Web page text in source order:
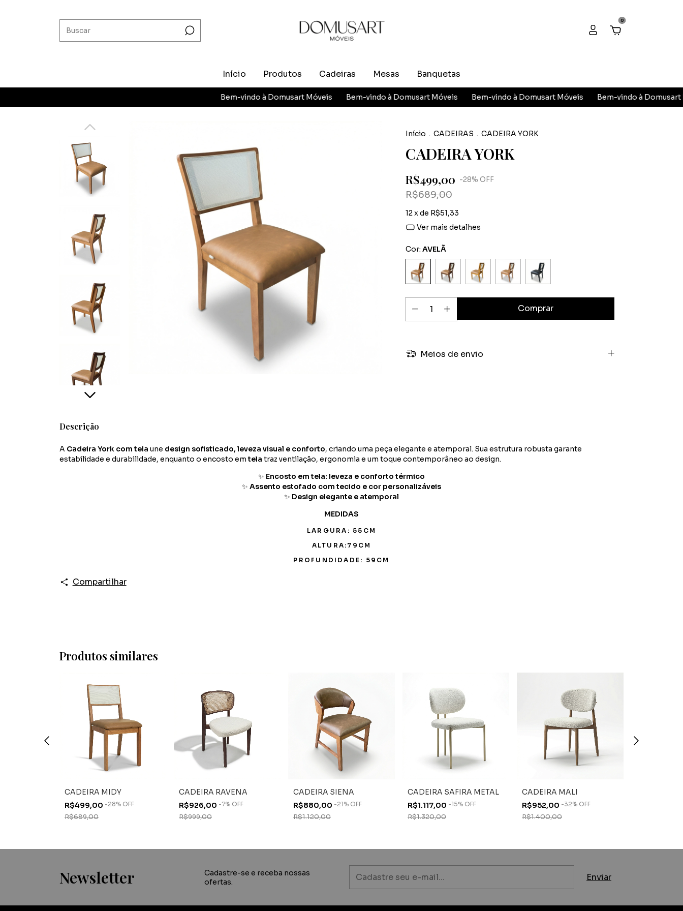
0
Início Produtos Cadeiras Mesas Banquetas
Bem-vindo à Domusart Móveis Bem-vindo à Domusart Móveis Bem-vindo à Domusart Móveis Bem-vindo à Domusart Móveis
Início . CADEIRAS . CADEIRA YORK
CADEIRA YORK
R$499,00 -28% OFF
R$689,00
12x de R$51,33
Ver mais detalhes
Cor: AVELÃ
Meios de envio
Descrição
A Cadeira York com tela une design sofisticado, leveza visual e conforto, criando uma peça elegante e atemporal. Sua estrutura robusta garante
estabilidade e durabilidade, enquanto o encosto emtela traz ventilação, ergonomia e um toque contemporâneo ao design.
✨ Encosto em tela: leveza e conforto térmico
✨ Assento estofado com tecido e cor personalizáveis
✨ Design elegante e atemporal
MEDIDAS
LARGURA: 55CM
ALTURA:79CM
PROFUNDIDADE: 59CM
Compartilhar
Produtos similares
CADEIRA MIDY
R$499,00 -28% OFF
R$689,00
CADEIRA RAVENA
R$926,00 -7% OFF
R$999,00
CADEIRA SIENA
R$880,00 -21% OFF
R$1.120,00
CADEIRA SAFIRA METAL
R$1.117,00 -15% OFF
R$1.320,00
CADEIRA MALI
R$952,00 -32% OFF
R$1.400,00
Newsletter
Cadastre-se e receba nossas
ofertas.